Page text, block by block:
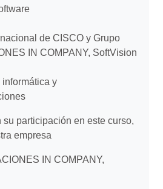
de CISCO y Grupo
IN COMPANY, SoftVision
informática y
su participación en este curso,
empresa
IN COMPANY,